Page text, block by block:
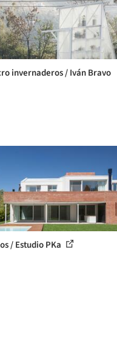
invernaderos / Iván Bravo
/ Estudio PKa